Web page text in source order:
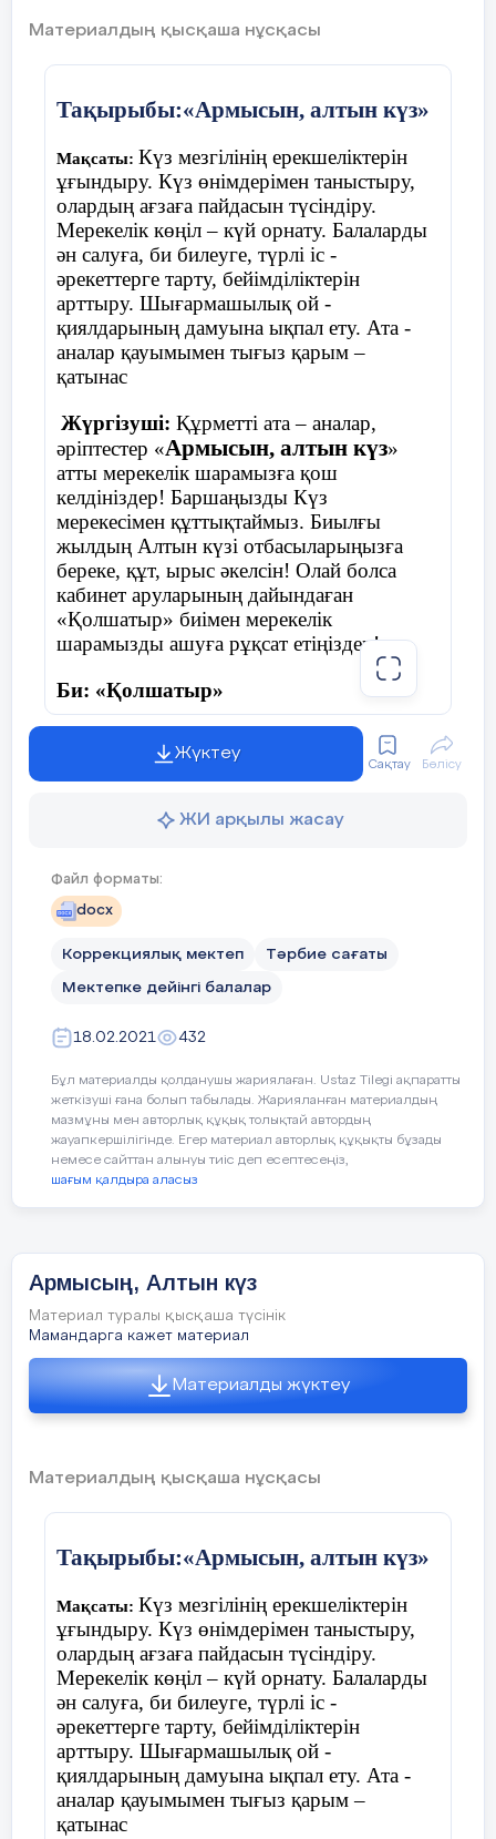
Ойын «Қолшатыр»
Шарты:балалар шеңберде жатқан
қолшатырдың жанына тұрады. Музыка
ойналады балалар билеп жүреді, музыка
тоқтағанда балалар қолшатырдың жанына
тұра қалу керек, қай балаға қолшатыр
жетпей қалса , сол бала ойыннан шығып
отырады.
Материалдың қысқаша нұсқасы
Тақырыбы:«Армысын, алтын күз»
Мақсаты: Күз мезгілінің ерекшеліктерін
ұғындыру. Күз өнімдерімен таныстыру,
олардың ағзаға пайдасын түсіндіру.
Мерекелік көңіл – күй орнату. Балаларды
ән салуға, би билеуге, түрлі іс -
әрекеттерге тарту, бейімділіктерін
арттыру. Шығармашылық ой -
қиялдарының дамуына ықпал ету. Ата -
аналар қауымымен тығыз қарым –
қатынас
Жүргізуші: Құрметті ата – аналар,
әріптестер «Армысын, алтын күз»
атты мерекелік шарамызға қош
келдініздер! Баршаңызды Күз
мерекесімен құттықтаймыз. Биылғы
жылдың Алтын күзі отбасыларыңызға
береке, құт, ырыс әкелсін! Олай болса
кабинет аруларының дайындаған
«Қолшатыр» биімен мерекелік
шарамызды ашуға рұқсат етіңіздер!
Би: «Қолшатыр»
Армасыздар, халайық,
Бармысыздар, халайық!
Күзгі тойды жұп жазбай,
Бірге қарсы алайық!
Дидактикалық ойын: «Дәміне қарай
ажырат.»
Жемістердің аттарын атап, қышқыл, тәтті,
дәмдерін ажырата білуге үйрету.
Ойын: «Тамшылар мен жапырақтар»
Жерде шашылып жатқан тамшылар мен
жапырақтарды жинау. Тамшыларды
«Кім жылдам?»
Үстелдің үстінде шашылып жатқан
жемістер мен көкөністерді ажыратады
қолшатырдың жанына тұрады. Музыка
ойналады балалар билеп жүреді, музыка
тоқтағанда балалар қолшатырдың жанына
тұра қалу керек, қай балаға қолшатыр
жетпей қалса , сол бала ойыннан шығып
отырады.
Жүктеу
Сақтау Бөлісу
ЖИ арқылы жасау
Файл форматы:
docx
Коррекциялық мектеп Тәрбие сағаты
Мектепке дейінгі балалар
18.02.2021 432
Бұл материалды қолданушы жариялаған. Ustaz Tilegi ақпаратты
жеткізуші ғана болып табылады. Жарияланған материалдың
мазмұны мен авторлық құқық толықтай автордың
жауапкершілігінде. Егер материал авторлық құқықты бұзады
немесе сайттан алынуы тиіс деп есептесеңіз,
шағым қалдыра аласыз
Армысың, Алтын күз
Материал туралы қысқаша түсінік
Мамандарга кажет материал
Материалды жүктеу
Материалдың қысқаша нұсқасы
Тақырыбы:«Армысын, алтын күз»
Мақсаты: Күз мезгілінің ерекшеліктерін
ұғындыру. Күз өнімдерімен таныстыру,
олардың ағзаға пайдасын түсіндіру.
Мерекелік көңіл – күй орнату. Балаларды
ән салуға, би билеуге, түрлі іс -
әрекеттерге тарту, бейімділіктерін
арттыру. Шығармашылық ой -
қиялдарының дамуына ықпал ету. Ата -
аналар қауымымен тығыз қарым –
қатынас